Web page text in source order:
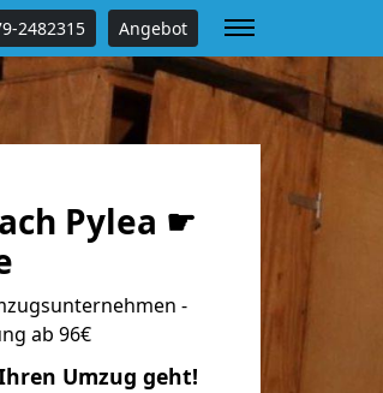
2482315 Angebot
Pylea ☛
-
ab 96€
Umzug geht!